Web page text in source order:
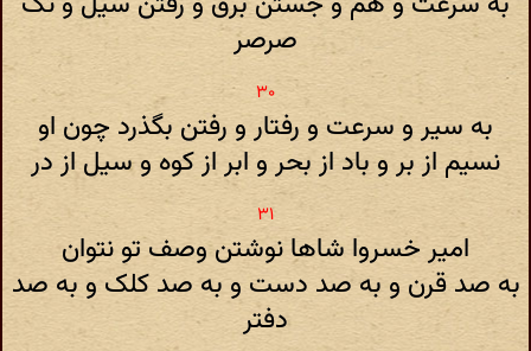
صرصر
به سیر و سرعت و رفتار و رفتن بگذرد چون او
نسیم از بر و باد از بحر و ابر از کوه و سیل از در
امیر خسروا شاها نوشتن وصف تو نتوان
به صد قرن و به صد دست و به صد کلک و به صد
دفتر